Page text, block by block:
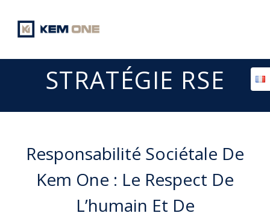
STRATÉGIE RSE
Responsabilité Sociétale De
Kem One : Le Respect De
L’humain Et De